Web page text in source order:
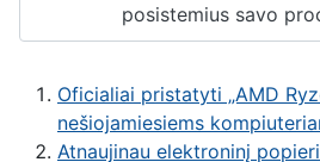
posistemius savo
Oficialiai pristatyti „AMD
nešiojamiesiems
Atnaujinau elektroninį